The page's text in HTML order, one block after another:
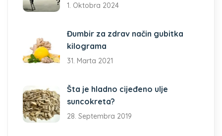
1. Oktobra 2024
Đumbir za zdrav način gubitka
kilograma
31. Marta 2021
Šta je hladno cijeđeno ulje
suncokreta?
28. Septembra 2019